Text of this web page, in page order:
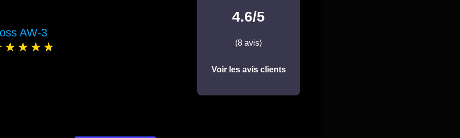
AW-3
4.6/5
(8 avis)
Voir les avis clients